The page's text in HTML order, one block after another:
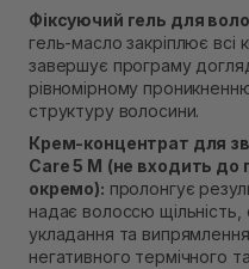
Фіксуючий гель для
гель-масло закріплює всі
завершує програму
рівномірному
структуру волосини.
Крем-концентрат для
Care 5 М (не входить до
окремо): пролонгує
надає волоссю щільність,
укладання та
негативного термічного